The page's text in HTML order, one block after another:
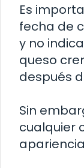
Es
fecha de
y no
queso
después
Sin
cualquier